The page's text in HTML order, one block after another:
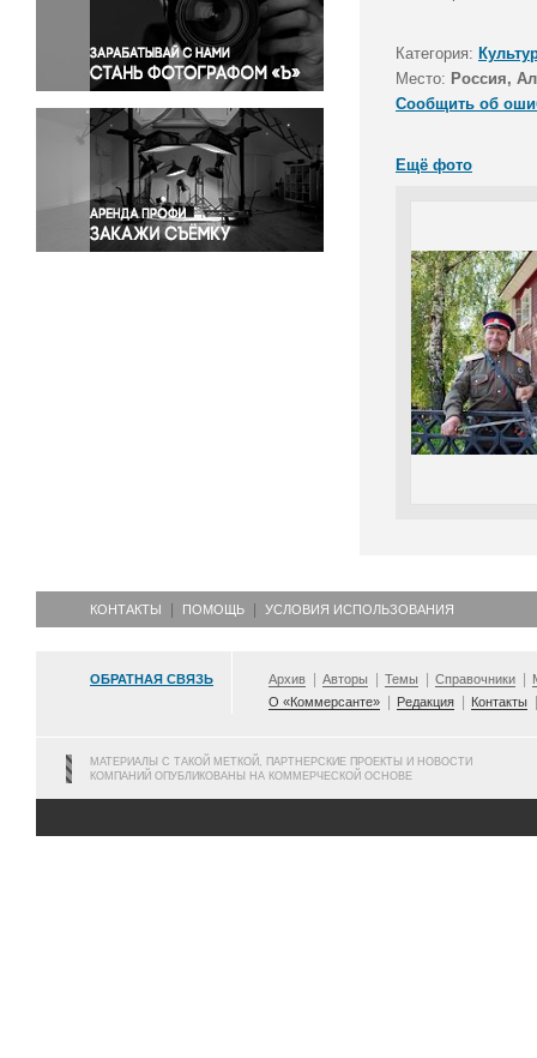
Правосудие
Происшествия и конфликты
Религия
Светская жизнь
Спорт
Экология
Экономика и бизнес
Категория:
Место: Россия,
Сообщить об
Ещё фото
КОНТАКТЫ ПОМОЩЬ УСЛОВИЯ ИСПОЛЬЗОВАНИЯ
ОБРАТНАЯ СВЯЗЬ Архив Авторы Темы Справочники
О «Коммерсанте»
Редакция Контакты
МАТЕРИАЛЫ С ТАКОЙ МЕТКОЙ, ПАРТНЕРСКИЕ ПРОЕКТЫ И НОВОСТИ
КОМПАНИЙ ОПУБЛИКОВАНЫ НА КОММЕРЧЕСКОЙ ОСНОВЕ